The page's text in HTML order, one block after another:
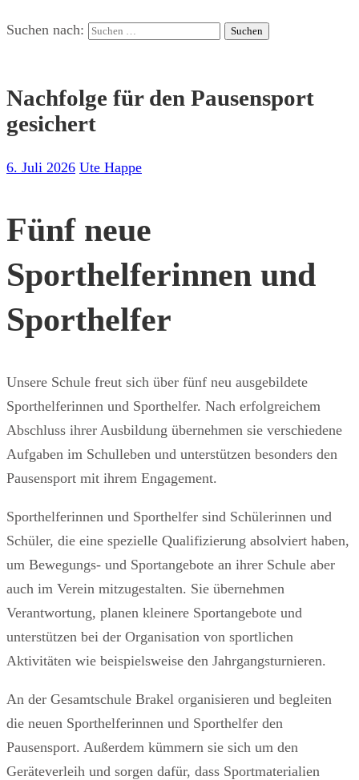
Suchen nach:
Nachfolge für den Pausensport
gesichert
6. Juli 2026 Ute Happe
Fünf neue
Sporthelferinnen und
Sporthelfer
Unsere Schule freut sich über fünf neu ausgebildete
Sporthelferinnen und Sporthelfer. Nach erfolgreichem
Abschluss ihrer Ausbildung übernehmen sie verschiedene
Aufgaben im Schulleben und unterstützen besonders den
Pausensport mit ihrem Engagement.
Sporthelferinnen und Sporthelfer sind Schülerinnen und
Schüler, die eine spezielle Qualifizierung absolviert haben,
um Bewegungs- und Sportangebote an ihrer Schule aber
auch im Verein mitzugestalten. Sie übernehmen
Verantwortung, planen kleinere Sportangebote und
unterstützen bei der Organisation von sportlichen
Aktivitäten wie beispielsweise den Jahrgangsturnieren.
An der Gesamtschule Brakel organisieren und begleiten
die neuen Sporthelferinnen und Sporthelfer den
Pausensport. Außerdem kümmern sie sich um den
Geräteverleih und sorgen dafür, dass Sportmaterialien